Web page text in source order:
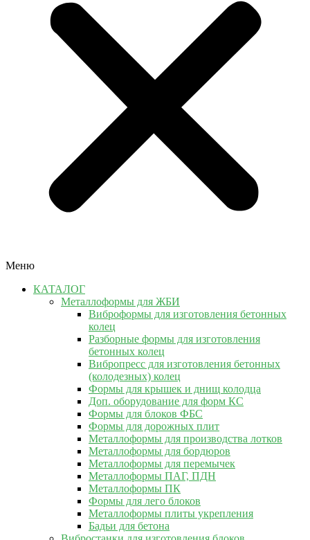
Меню
КАТАЛОГ
Металлоформы для ЖБИ
Виброформы для изготовления бетонных
колец
Разборные формы для изготовления
бетонных колец
Вибропресс для изготовления бетонных
(колодезных) колец
Формы для крышек и днищ колодца
Доп. оборудование для форм КС
Формы для блоков ФБС
Формы для дорожных плит
Металлоформы для производства лотков
Металлоформы для бордюров
Металлоформы для перемычек
Металлоформы ПАГ, ПДН
Металлоформы ПК
Формы для лего блоков
Металлоформы плиты укрепления
Бадьи для бетона